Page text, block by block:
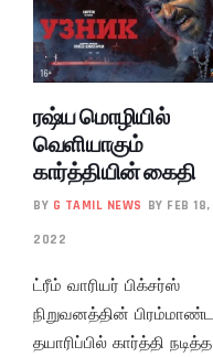
ரஷ்ய மொழியில்
வெளியாகும்
கார்த்தியின் கைதி
BY G TAMIL NEWS BY FEB 18,
2022
ட்ரீம் வாரியர் பிக்சர்ஸ்
நிறுவனத்தின் பிரம்மாண்ட
தயாரிப்பில் கார்த்தி நடித்த